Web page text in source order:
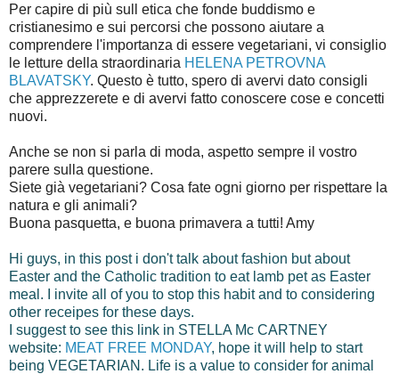
Per capire di più sull etica che fonde buddismo e
cristianesimo e sui percorsi che possono aiutare a
comprendere l'importanza di essere vegetariani, vi consiglio
le letture della straordinaria HELENA PETROVNA
BLAVATSKY. Questo è tutto, spero di avervi dato consigli
che apprezzerete e di avervi fatto conoscere cose e concetti
nuovi.
Anche se non si parla di moda, aspetto sempre il vostro
parere sulla questione.
Siete già vegetariani? Cosa fate ogni giorno per rispettare la
natura e gli animali?
Buona pasquetta, e buona primavera a tutti! Amy
Hi guys, in this post i don't talk about fashion but about
Easter and the Catholic tradition to eat lamb pet as Easter
meal. I invite all of you to stop this habit and to considering
other receipes for these days.
I suggest to see this link in STELLA Mc CARTNEY
website: MEAT FREE MONDAY, hope it will help to start
being VEGETARIAN. Life is a value to consider for animal